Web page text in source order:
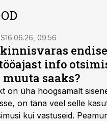
16.06.26, 09:56
info
saaks?
on üha hoogsamalt
on täna veel selle
kui vastuseid.